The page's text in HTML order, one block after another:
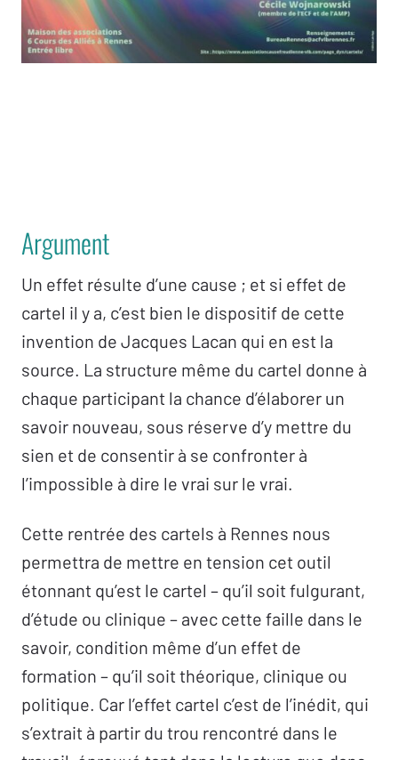
Argument
Un effet résulte d’une cause ; et si effet de
cartel il y a, c’est bien le dispositif de cette
invention de Jacques Lacan qui en est la
source. La structure même du cartel donne à
chaque participant la chance d’élaborer un
savoir nouveau, sous réserve d’y mettre du
sien et de consentir à se confronter à
l’impossible à dire le vrai sur le vrai.
Cette rentrée des cartels à Rennes nous
permettra de mettre en tension cet outil
étonnant qu’est le cartel – qu’il soit fulgurant,
d’étude ou clinique – avec cette faille dans le
savoir, condition même d’un effet de
formation – qu’il soit théorique, clinique ou
politique. Car l’effet cartel c’est de l’inédit, qui
s’extrait à partir du trou rencontré dans le